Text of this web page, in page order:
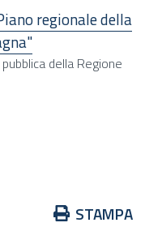
regionale della
della Regione
STAMPA